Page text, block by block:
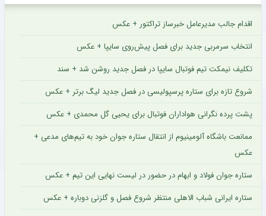
اقدام جالب مدیرعامل خبرساز تراکتور + عکس
انتخاب سرمربی جدید برای فصل پیش‌روی سایپا + عکس
تکلیف نیمکت تیم فوتبال سایپا در فصل جدید روشن شد + سند
شروع تازه برای ستاره پرسپولیسی در فصل جدید لیگ برتر + عکس
پشت پرده نگرانی هواداران فوتبال برای یحیی گل محمدی + عکس
ممانعت باشگاه آلومینیوم از انتقال ستاره جوان خود به تیم‌های مدعی +
عکس
ستاره جوان فولاد و ابهام در حضور در لیست نهایی این تیم + عکس
ستاره ایرانی شباب الاهلی منتظر شروع فصل و گلزنی دوباره + عکس